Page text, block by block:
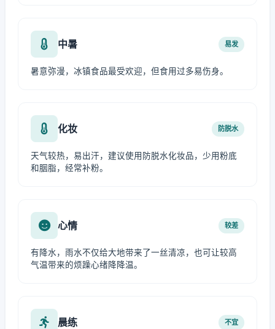
中暑 易发
暑意弥漫，冰镇食品最受欢迎，但食用过多易伤身。
化妆 防脱水
天气较热，易出汗，建议使用防脱水化妆品，少用粉底
和胭脂，经常补粉。
心情 较差
有降水，雨水不仅给大地带来了一丝清凉，也可让较高
气温带来的烦躁心绪降降温。
晨练 不宜